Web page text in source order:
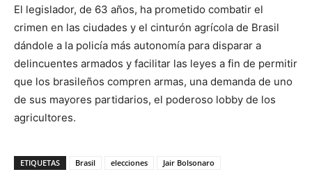
El legislador, de 63 años, ha prometido combatir el
crimen en las ciudades y el cinturón agrícola de Brasil
dándole a la policía más autonomía para disparar a
delincuentes armados y facilitar las leyes a fin de permitir
que los brasileños compren armas, una demanda de uno
de sus mayores partidarios, el poderoso lobby de los
agricultores.
ETIQUETAS Brasil elecciones Jair Bolsonaro